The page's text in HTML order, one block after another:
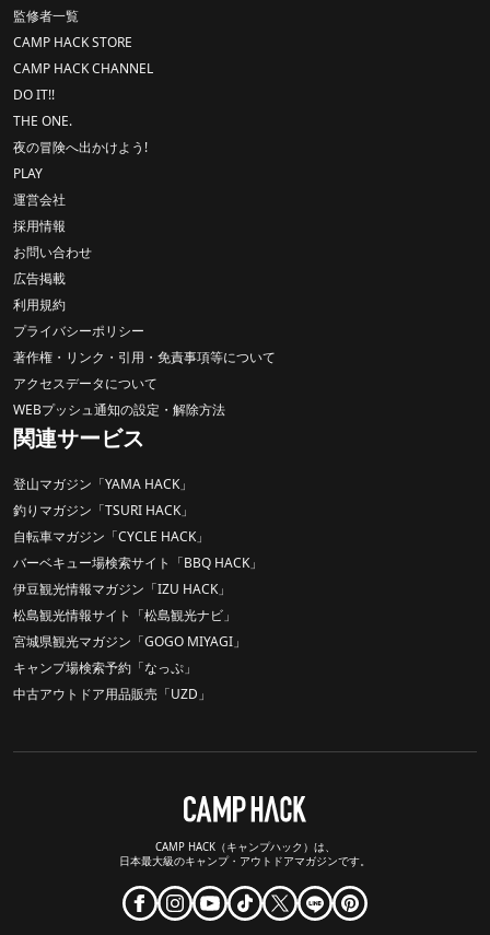
監修者一覧
CAMP HACK STORE
CAMP HACK CHANNEL
DO IT!!
THE ONE.
夜の冒険へ出かけよう!
PLAY
運営会社
採用情報
お問い合わせ
広告掲載
利用規約
プライバシーポリシー
著作権・リンク・引用・免責事項等について
アクセスデータについて
WEBプッシュ通知の設定・解除方法
関連サービス
登山マガジン「YAMA HACK」
釣りマガジン「TSURI HACK」
自転車マガジン「CYCLE HACK」
バーベキュー場検索サイト「BBQ HACK」
伊豆観光情報マガジン「IZU HACK」
松島観光情報サイト「松島観光ナビ」
宮城県観光マガジン「GOGO MIYAGI」
キャンプ場検索予約「なっぷ」
中古アウトドア用品販売「UZD」
CAMP HACK（キャンプハック）は、
日本最大級のキャンプ・アウトドアマガジンです。